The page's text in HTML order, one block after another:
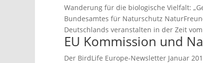
Wanderung für die biologische Vielfalt:
Bundesamtes für Naturschutz
Deutschlands veranstalten in der Zeit
EU Kommission und
Der BirdLife Europe-Newsletter Januar